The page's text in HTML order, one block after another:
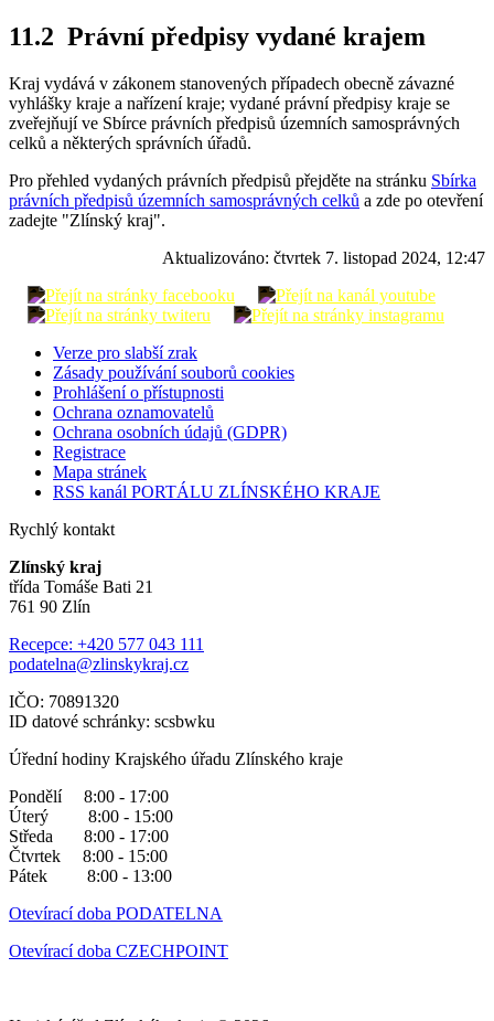
11.2 Právní předpisy vydané krajem
Kraj vydává v zákonem stanovených případech obecně závazné
vyhlášky kraje a nařízení kraje; vydané právní předpisy kraje se
zveřejňují ve Sbírce právních předpisů územních samosprávných
celků a některých správních úřadů.
Pro přehled vydaných právních předpisů přejděte na stránku Sbírka
právních předpisů územních samosprávných celků a zde po otevření
zadejte "Zlínský kraj".
Aktualizováno: čtvrtek 7. listopad 2024, 12:47
Verze pro slabší zrak
Zásady používání souborů cookies
Prohlášení o přístupnosti
Ochrana oznamovatelů
Ochrana osobních údajů (GDPR)
Registrace
Mapa stránek
RSS kanál PORTÁLU ZLÍNSKÉHO KRAJE
Rychlý kontakt
Zlínský kraj
třída Tomáše Bati 21
761 90 Zlín
Recepce: +420 577 043 111
podatelna@zlinskykraj.cz
IČO: 70891320
ID datové schránky: scsbwku
Úřední hodiny Krajského úřadu Zlínského kraje
Pondělí 8:00 - 17:00
Úterý 8:00 - 15:00
Středa 8:00 - 17:00
Čtvrtek 8:00 - 15:00
Pátek 8:00 - 13:00
Otevírací doba PODATELNA
Otevírací doba CZECHPOINT